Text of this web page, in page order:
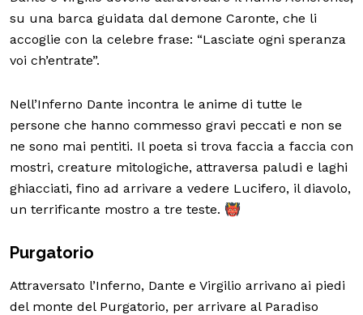
su una barca guidata dal demone Caronte, che li
accoglie con la celebre frase: “Lasciate ogni speranza
voi ch’entrate”.
Nell’Inferno Dante incontra le anime di tutte le
persone che hanno commesso gravi peccati e non se
ne sono mai pentiti. Il poeta si trova faccia a faccia con
mostri, creature mitologiche, attraversa paludi e laghi
ghiacciati, fino ad arrivare a vedere Lucifero, il diavolo,
un terrificante mostro a tre teste. 👹
Purgatorio
Attraversato l’Inferno, Dante e Virgilio arrivano ai piedi
del monte del Purgatorio, per arrivare al Paradiso